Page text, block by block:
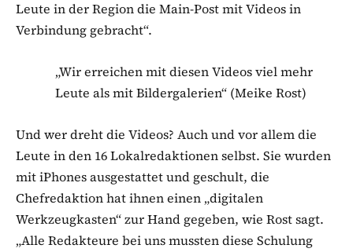
Leute in der Region die Main-Post mit Videos in
Verbindung gebracht“.
„Wir erreichen mit diesen Videos viel mehr
Leute als mit Bildergalerien“ (Meike Rost)
Und wer dreht die Videos? Auch und vor allem die
Leute in den 16 Lokalredaktionen selbst. Sie wurden
mit iPhones ausgestattet und geschult, die
Chefredaktion hat ihnen einen „digitalen
Werkzeugkasten“ zur Hand gegeben, wie Rost sagt.
„Alle Redakteure bei uns mussten diese Schulung